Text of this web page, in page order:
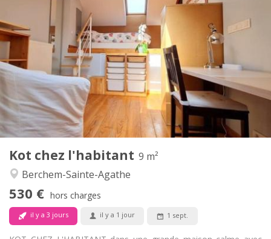
Kot chez l'habitant 9 m²
Berchem-Sainte-Agathe
530 € hors charges
il y a 3 jours il y a 1 jour 1 sept.
Infos Pratiques
Loyer:
530 €
Charges:
120 €
12 mois
Domiciliation:
Non
Aménagement
Salle de bain:
Commune
Cuisine:
Commune
Superficie:
9 m
2
Pièces privées:
1
Chaleureuse, studieuse, communautaire,
Animaux de compagnie:
Non